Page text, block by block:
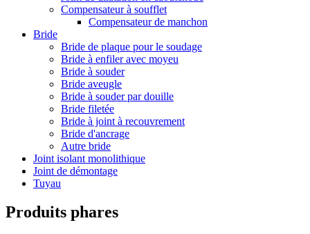
Compensateur à soufflet
Compensateur de manchon
Bride
Bride de plaque pour le soudage
Bride à enfiler avec moyeu
Bride à souder
Bride aveugle
Bride à souder par douille
Bride filetée
Bride à joint à recouvrement
Bride d'ancrage
Autre bride
Joint isolant monolithique
Joint de démontage
Tuyau
Produits phares